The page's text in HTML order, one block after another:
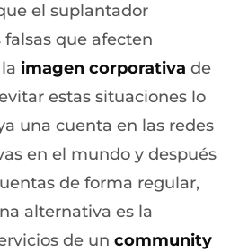
el suplantador
que afecten
imagen corporativa de
estas situaciones lo
una cuenta en las redes
en el mundo y después
de forma regular,
alternativa es la
de un community